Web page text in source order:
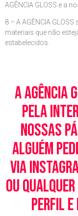
AGÊNCIA GLOSS e a
8 – A AGÊNCIA
materiais que não
estabelecidos.
A Agência
pela
nossas
alguém
via
ou
perfil e